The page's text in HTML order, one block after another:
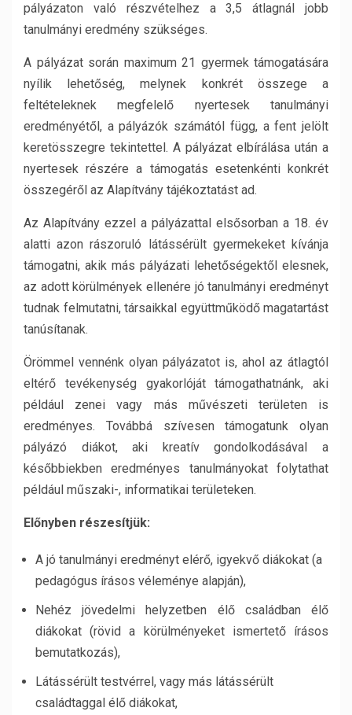
pályázaton való részvételhez a 3,5 átlagnál jobb
tanulmányi eredmény szükséges.
A pályázat során maximum 21 gyermek támogatására
nyílik lehetőség, melynek konkrét összege a
feltételeknek megfelelő nyertesek tanulmányi
eredményétől, a pályázók számától függ, a fent jelölt
keretösszegre tekintettel. A pályázat elbírálása után a
nyertesek részére a támogatás esetenkénti konkrét
összegéről az Alapítvány tájékoztatást ad.
Az Alapítvány ezzel a pályázattal elsősorban a 18. év
alatti azon rászoruló látássérült gyermekeket kívánja
támogatni, akik más pályázati lehetőségektől elesnek,
az adott körülmények ellenére jó tanulmányi eredményt
tudnak felmutatni, társaikkal együttműködő magatartást
tanúsítanak.
Örömmel vennénk olyan pályázatot is, ahol az átlagtól
eltérő tevékenység gyakorlóját támogathatnánk, aki
például zenei vagy más művészeti területen is
eredményes. Továbbá szívesen támogatunk olyan
pályázó diákot, aki kreatív gondolkodásával a
későbbiekben eredményes tanulmányokat folytathat
például műszaki-, informatikai területeken.
Előnyben részesítjük:
A jó tanulmányi eredményt elérő, igyekvő diákokat (a
pedagógus írásos véleménye alapján),
Nehéz jövedelmi helyzetben élő családban élő
diákokat (rövid a körülményeket ismertető írásos
bemutatkozás),
Látássérült testvérrel, vagy más látássérült
családtaggal élő diákokat,